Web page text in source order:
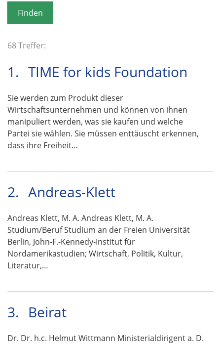
o
n
68 Treffer:
1. TIME for kids Foundation
Sie werden zum Produkt dieser
Wirtschaftsunternehmen und können von ihnen
manipuliert werden, was sie kaufen und welche
Partei sie wählen. Sie müssen enttäuscht erkennen,
dass ihre Freiheit…
2. Andreas-Klett
Andreas Klett, M. A. Andreas Klett, M. A.
Studium/Beruf Studium an der Freien Universität
Berlin, John-F.-Kennedy-Institut für
Nordamerikastudien; Wirtschaft, Politik, Kultur,
Literatur,…
3. Beirat
Dr. Dr. h.c. Helmut Wittmann Ministerialdirigent a. D.